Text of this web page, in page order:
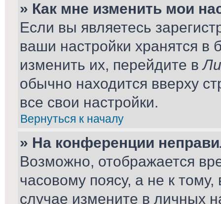
» Как мне изменить мои
Если вы являетесь
ваши настройки хранятся
изменить их, перейдите в
обычно находится вверху
все свои настройки.
Вернуться к началу
» На конференции
Возможно, отображается
часовому поясу, а не к
случае измените в личных